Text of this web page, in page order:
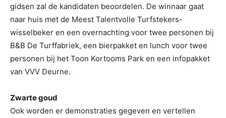
gidsen zal de kandidaten beoordelen. De winnaar gaat
naar huis met de Meest Talentvolle Turfstekers-
wisselbeker en een overnachting voor twee personen bij
B&B De Turffabriek, een bierpakket en lunch voor twee
personen bij het Toon Kortooms Park en een infopakket
van VVV Deurne.
Zwarte goud
Ook worden er demonstraties gegeven en vertellen